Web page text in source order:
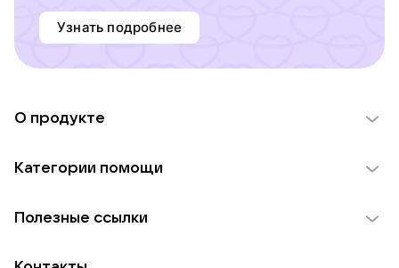
Узнать подробнее
О продукте
Использование материалов
Категории помощи
Пожилым
Полезные ссылки